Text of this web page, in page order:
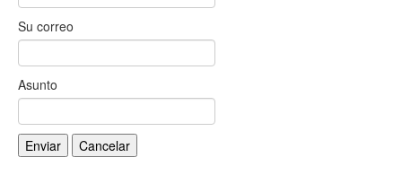
Su correo
Asunto
Enviar Cancelar